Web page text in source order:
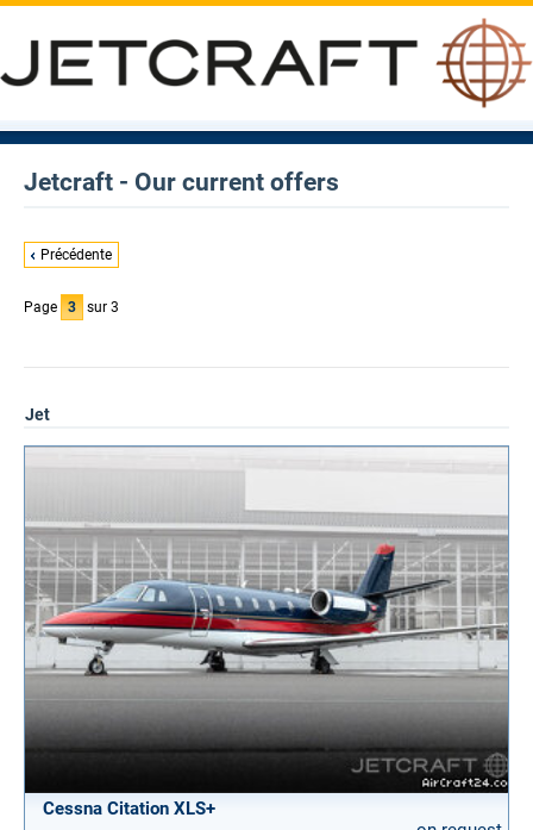
Jetcraft - Our current offers
Précédente
Page 3 sur 3
Jet
Cessna Citation XLS+